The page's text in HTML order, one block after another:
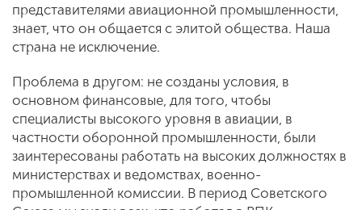
представителями авиационной промышленности,
знает, что он общается с элитой общества. Наша
страна не исключение.
Проблема в другом: не созданы условия, в
основном финансовые, для того, чтобы
специалисты высокого уровня в авиации, в
частности оборонной промышленности, были
заинтересованы работать на высоких должностях в
министерствах и ведомствах, военно-
промышленной комиссии. В период Советского